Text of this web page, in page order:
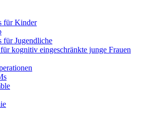
für Kinder
für Jugendliche
kognitiv eingeschränkte junge Frauen